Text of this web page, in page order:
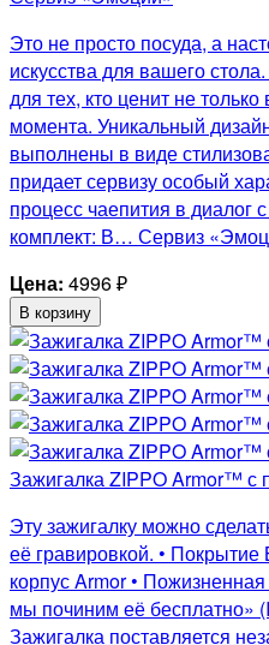
Это не просто посуда, а
искусства для вашего
для тех, кто ценит не только
момента. Уникальный
выполнены в виде
придает сервизу особый
процесс чаепития в диалог
комплект: В… Сервиз
Цена: 4996₽
В корзину
Зажигалка ZIPPO Armor™ с
Эту зажигалку можно
её гравировкой. •
корпус Armor •
мы починим её бесплатно»
Зажигалка поставляется